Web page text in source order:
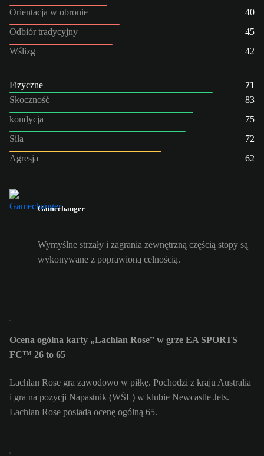
Orientacja w obronie
40
Odbiór tradycyjny
45
Wślizg
42
Fizyczne
71
Skoczność
83
kondycja
75
Siła
72
Agresja
62
Gamechanger
Wymyślne strzały i zagrania zewnętrzną częścią stopy są
wykonywane z poprawioną celnością.
Ocena ogólna karty „Lachlan Rose” w grze EA SPORTS
FC™ 26 to 65
Lachlan Rose gra zawodowo w piłkę. Pochodzi z kraju Australia
i gra na pozycji Napastnik (WŚL) w klubie Newcastle Jets.
Lachlan Rose posiada ocenę ogólną 65.